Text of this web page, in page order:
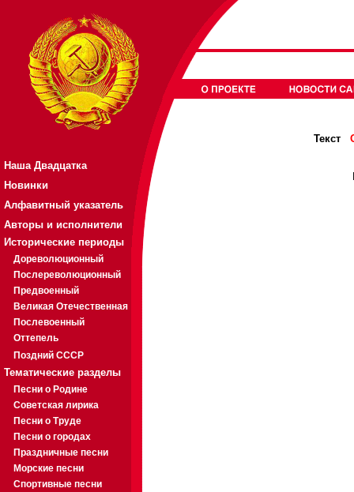
Наша Двадцатка
Новинки
Алфавитный указатель
Авторы и исполнители
Исторические периоды
Дореволюционный
Послереволюционный
Предвоенный
Великая Отечественная
Послевоенный
Оттепель
Поздний СССР
Тематические разделы
Песни о Родине
Советская лирика
Песни о Труде
Песни о городах
Праздничные песни
Морские песни
Спортивные песни
Текст